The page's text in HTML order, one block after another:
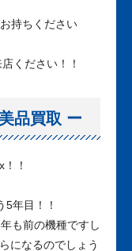
持ちください
ください！！
品買取 ー
！
年目！！
も前の機種ですし
になるのでしょう